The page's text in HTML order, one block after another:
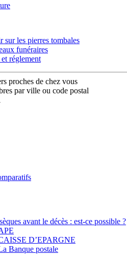
sur les pierres tombales
funéraires
réglement
proches de chez vous
par ville ou code postal
avant le décès : est-ce possible ?
D’EPARGNE
Banque postale